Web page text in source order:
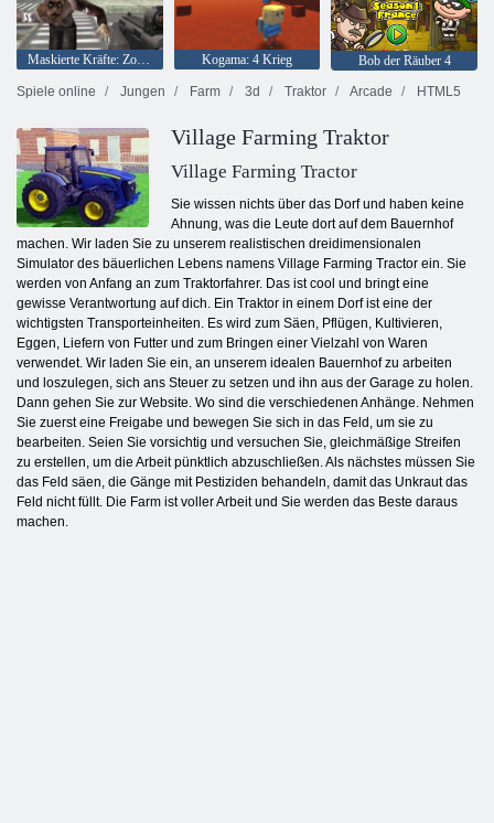
Kogama: 4 Krieg
Bob der Räuber 4
Spiele online
Jungen Farm 3d Traktor Arcade HTML5
Village Farming Traktor
Village Farming Tractor
Sie wissen nichts über das Dorf und haben keine
Ahnung, was die Leute dort auf dem Bauernhof
machen. Wir laden Sie zu unserem realistischen dreidimensionalen
Simulator des bäuerlichen Lebens namens Village Farming Tractor ein. Sie
werden von Anfang an zum Traktorfahrer. Das ist cool und bringt eine
gewisse Verantwortung auf dich. Ein Traktor in einem Dorf ist eine der
wichtigsten Transporteinheiten. Es wird zum Säen, Pflügen, Kultivieren,
Eggen, Liefern von Futter und zum Bringen einer Vielzahl von Waren
verwendet. Wir laden Sie ein, an unserem idealen Bauernhof zu arbeiten
und loszulegen, sich ans Steuer zu setzen und ihn aus der Garage zu holen.
Dann gehen Sie zur Website. Wo sind die verschiedenen Anhänge. Nehmen
Sie zuerst eine Freigabe und bewegen Sie sich in das Feld, um sie zu
bearbeiten. Seien Sie vorsichtig und versuchen Sie, gleichmäßige Streifen
zu erstellen, um die Arbeit pünktlich abzuschließen. Als nächstes müssen Sie
das Feld säen, die Gänge mit Pestiziden behandeln, damit das Unkraut das
Feld nicht füllt. Die Farm ist voller Arbeit und Sie werden das Beste daraus
machen.